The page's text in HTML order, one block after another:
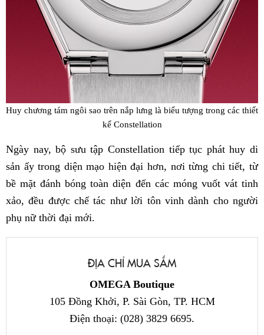
Huy chương tám ngôi sao trên nắp lưng là biểu tượng trong các thiết
kế Constellation
Ngày nay, bộ sưu tập Constellation tiếp tục phát huy di
sản ấy trong diện mạo hiện đại hơn, nơi từng chi tiết, từ
bề mặt đánh bóng toàn diện đến các móng vuốt vát tinh
xảo, đều được chế tác như lời tôn vinh dành cho người
phụ nữ thời đại mới.
ĐỊA CHỈ MUA SẮM
OMEGA Boutique
105 Đồng Khởi, P. Sài Gòn, TP. HCM
Điện thoại: (028) 3829 6695.